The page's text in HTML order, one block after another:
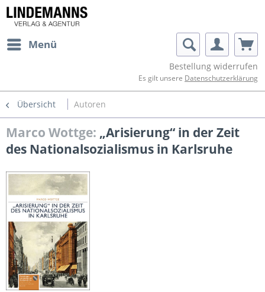
Menü
Bestellung widerrufen
Es gilt unsere Datenschutzerklärung
Übersicht Autoren
Marco Wottge: „Arisierung“ in der Zeit
des Nationalsozialismus in Karlsruhe